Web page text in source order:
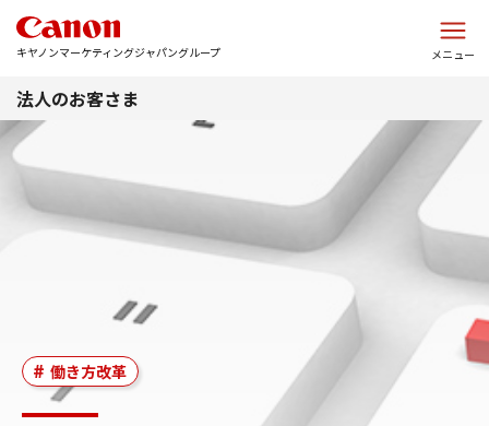
キヤノンマーケティングジャパングループ メニュー
法人のお客さま
働き方改革